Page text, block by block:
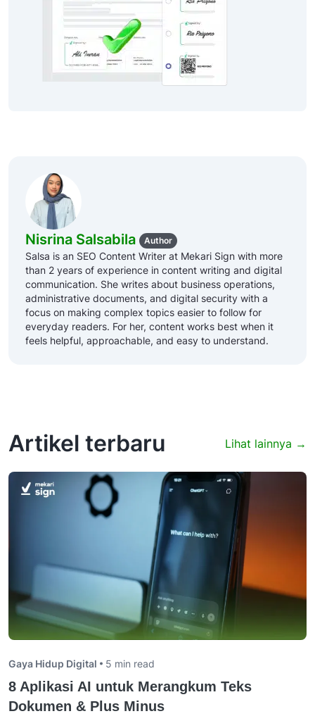
Nisrina Salsabila Author
Salsa is an SEO Content Writer at Mekari Sign with more
than 2 years of experience in content writing and digital
communication. She writes about business operations,
administrative documents, and digital security with a
focus on making complex topics easier to follow for
everyday readers. For her, content works best when it
feels helpful, approachable, and easy to understand.
Artikel terbaru Lihat lainnya →
Gaya Hidup Digital 5 min read
8 Aplikasi AI untuk Merangkum Teks
Dokumen & Plus Minus